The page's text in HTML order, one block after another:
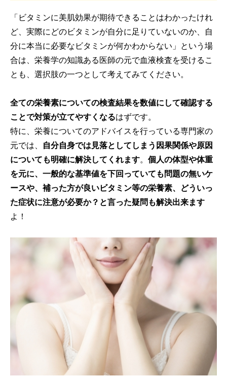
「ビタミンに美肌効果が期待できることはわかったけれ
ど、実際にどのビタミンが自分に足りていないのか、自
分に本当に必要なビタミンが何かわからない」という場
合は、栄養学の知識ある医師の元で血液検査を受けるこ
とも、選択肢の一つとして考えてみてください。
全ての栄養素についての検査結果を数値にして確認する
ことで対策が立てやすくなるはずです。
特に、栄養についてのアドバイスを行っている専門家の
元では、 自分自身では見落としてしまう因果関係や原因
についても明確に解決してくれます。 個人の体型や体重
を元に、一般的な基準値を下回っていても問題の無いケ
ースや、補った方が良いビタミン等の栄養素、どういっ
た症状に注意が必要か？と言った疑問も解決出来ます
よ！